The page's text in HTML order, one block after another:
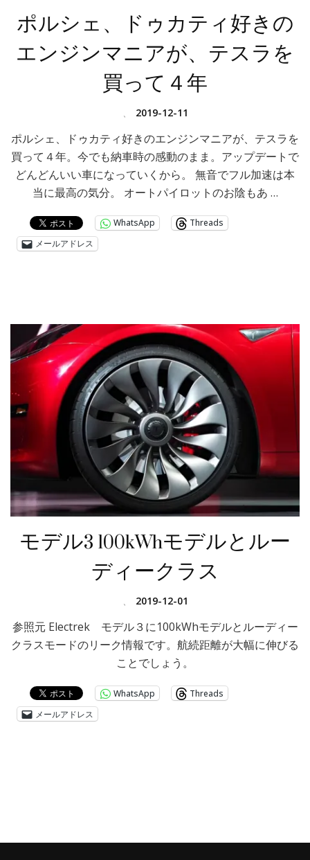
ポルシェ、ドゥカティ好きの
エンジンマニアが、テスラを
買って４年
2019-12-11
ポルシェ、ドゥカティ好きのエンジンマニアが、テスラを
買って４年。今でも納車時の感動のまま。アップデートで
どんどんいい車になっていくから。 無音でフル加速は本
当に最高の気分。 オートパイロットのお陰もあ …
WhatsApp
Threads
メールアドレス
モデル3 100kWhモデルとルー
ディークラス
、 2019-12-01
参照元 Electrek モデル３に100kWhモデルとルーディー
クラスモードのリーク情報です。航続距離が大幅に伸びる
ことでしょう。
WhatsApp
Threads
メールアドレス